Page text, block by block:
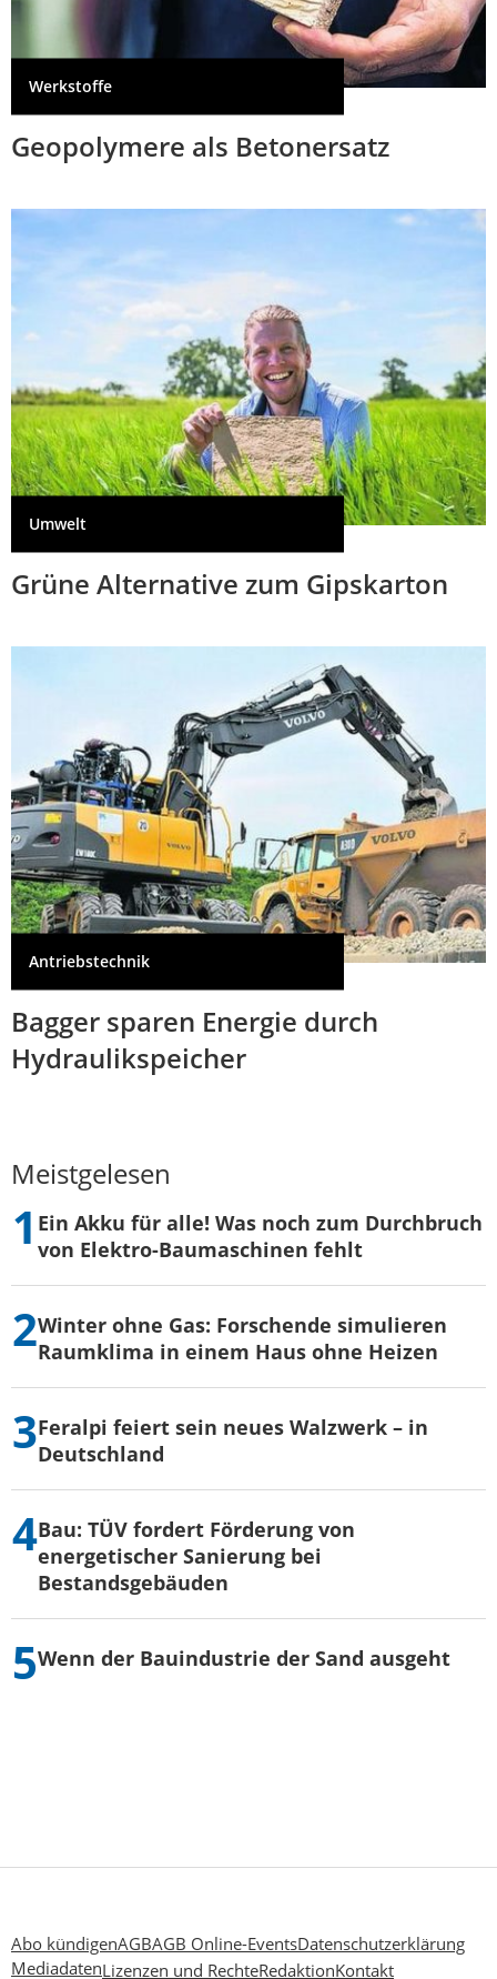
Werkstoffe
Geopolymere als Betonersatz
Umwelt
Grüne Alternative zum Gipskarton
Antriebstechnik
Bagger sparen Energie durch
Hydraulikspeicher
Meistgelesen
Ein Akku für alle! Was noch zum Durchbruch
von Elektro-Baumaschinen fehlt
Winter ohne Gas: Forschende simulieren
Raumklima in einem Haus ohne Heizen
Feralpi feiert sein neues Walzwerk – in
Deutschland
Bau: TÜV fordert Förderung von
energetischer Sanierung bei
Bestandsgebäuden
Wenn der Bauindustrie der Sand ausgeht
Abo kündigenAGBAGB Online-EventsDatenschutzerklärung
MediadatenLizenzen und RechteRedaktionKontakt